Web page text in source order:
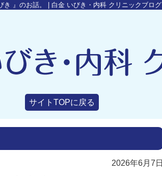
き 』のお話。 | 白金 いびき・内科 クリニックブログ
サイトTOPに戻る
2026年6月7日